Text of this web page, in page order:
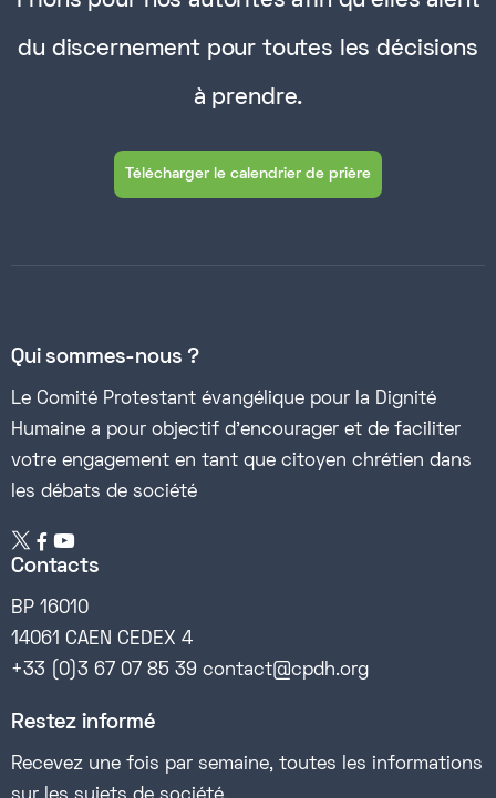
du discernement pour toutes les décisions
à prendre.
Télécharger le calendrier de prière
Qui sommes-nous ?
Le Comité Protestant évangélique pour la Dignité
Humaine a pour objectif d’encourager et de faciliter
votre engagement en tant que citoyen chrétien dans
les débats de société
 
Contacts
BP 16010
14061 CAEN CEDEX 4
+33 (0)3 67 07 85 39 contact@cpdh.org
Restez informé
Recevez une fois par semaine, toutes les informations